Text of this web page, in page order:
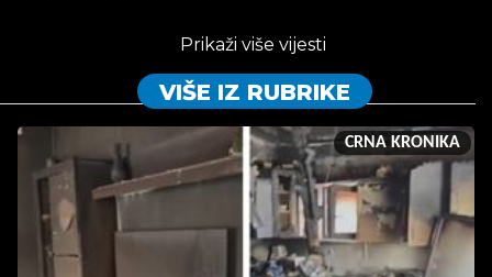
Prikaži više vijesti
VIŠE IZ RUBRIKE
CRNA KRONIKA